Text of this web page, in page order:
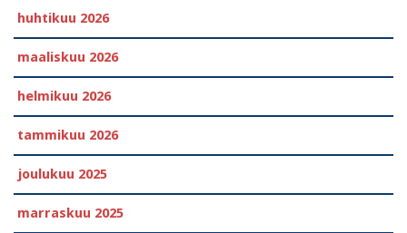
huhtikuu 2026
maaliskuu 2026
helmikuu 2026
tammikuu 2026
joulukuu 2025
marraskuu 2025